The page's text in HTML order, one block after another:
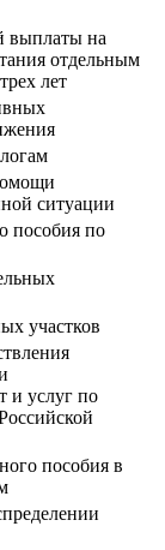
выплаты на
отдельным
лет
ситуации
пособия по
участков
и услуг по
пособия в